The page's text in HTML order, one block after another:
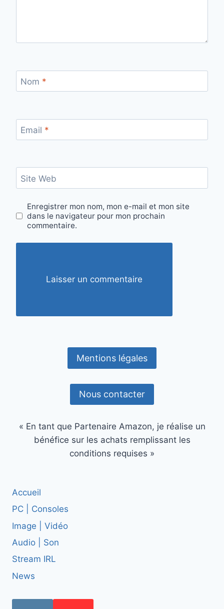
Nom *
Email *
Site Web
Enregistrer mon nom, mon e-mail et mon site
dans le navigateur pour mon prochain
commentaire.
Mentions légales
Nous contacter
« En tant que Partenaire Amazon, je réalise un
bénéfice sur les achats remplissant les
conditions requises »
Accueil
PC | Consoles
Image | Vidéo
Audio | Son
Stream IRL
News